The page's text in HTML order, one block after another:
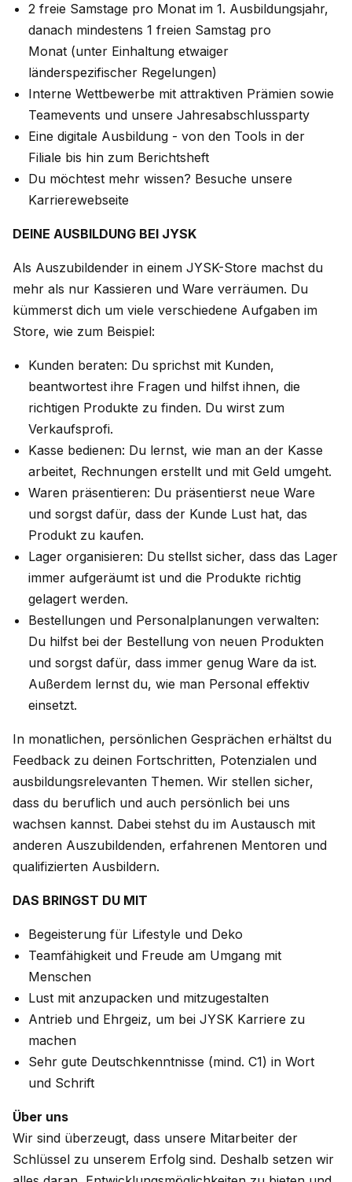
2 freie Samstage pro Monat im 1. Ausbildungsjahr,
danach mindestens 1 freien Samstag pro
Monat (unter Einhaltung etwaiger
länderspezifischer Regelungen)
Interne Wettbewerbe mit attraktiven Prämien sowie
Teamevents und unsere Jahresabschlussparty
Eine digitale Ausbildung - von den Tools in der
Filiale bis hin zum Berichtsheft
Du möchtest mehr wissen? Besuche unsere
Karrierewebseite
DEINE AUSBILDUNG BEI JYSK
Als Auszubildender in einem JYSK-Store machst du
mehr als nur Kassieren und Ware verräumen. Du
kümmerst dich um viele verschiedene Aufgaben im
Store, wie zum Beispiel:
Kunden beraten: Du sprichst mit Kunden,
beantwortest ihre Fragen und hilfst ihnen, die
richtigen Produkte zu finden. Du wirst zum
Verkaufsprofi.
Kasse bedienen: Du lernst, wie man an der Kasse
arbeitet, Rechnungen erstellt und mit Geld umgeht.
Waren präsentieren: Du präsentierst neue Ware
und sorgst dafür, dass der Kunde Lust hat, das
Produkt zu kaufen.
Lager organisieren: Du stellst sicher, dass das Lager
immer aufgeräumt ist und die Produkte richtig
gelagert werden.
Bestellungen und Personalplanungen verwalten:
Du hilfst bei der Bestellung von neuen Produkten
und sorgst dafür, dass immer genug Ware da ist.
Außerdem lernst du, wie man Personal effektiv
einsetzt.
In monatlichen, persönlichen Gesprächen erhältst du
Feedback zu deinen Fortschritten, Potenzialen und
ausbildungsrelevanten Themen. Wir stellen sicher,
dass du beruflich und auch persönlich bei uns
wachsen kannst. Dabei stehst du im Austausch mit
anderen Auszubildenden, erfahrenen Mentoren und
qualifizierten Ausbildern.
DAS BRINGST DU MIT
Begeisterung für Lifestyle und Deko
Teamfähigkeit und Freude am Umgang mit
Menschen
Lust mit anzupacken und mitzugestalten
Antrieb und Ehrgeiz, um bei JYSK Karriere zu
machen
Sehr gute Deutschkenntnisse (mind. C1) in Wort
und Schrift
Über uns
Wir sind überzeugt, dass unsere Mitarbeiter der
Schlüssel zu unserem Erfolg sind. Deshalb setzen wir